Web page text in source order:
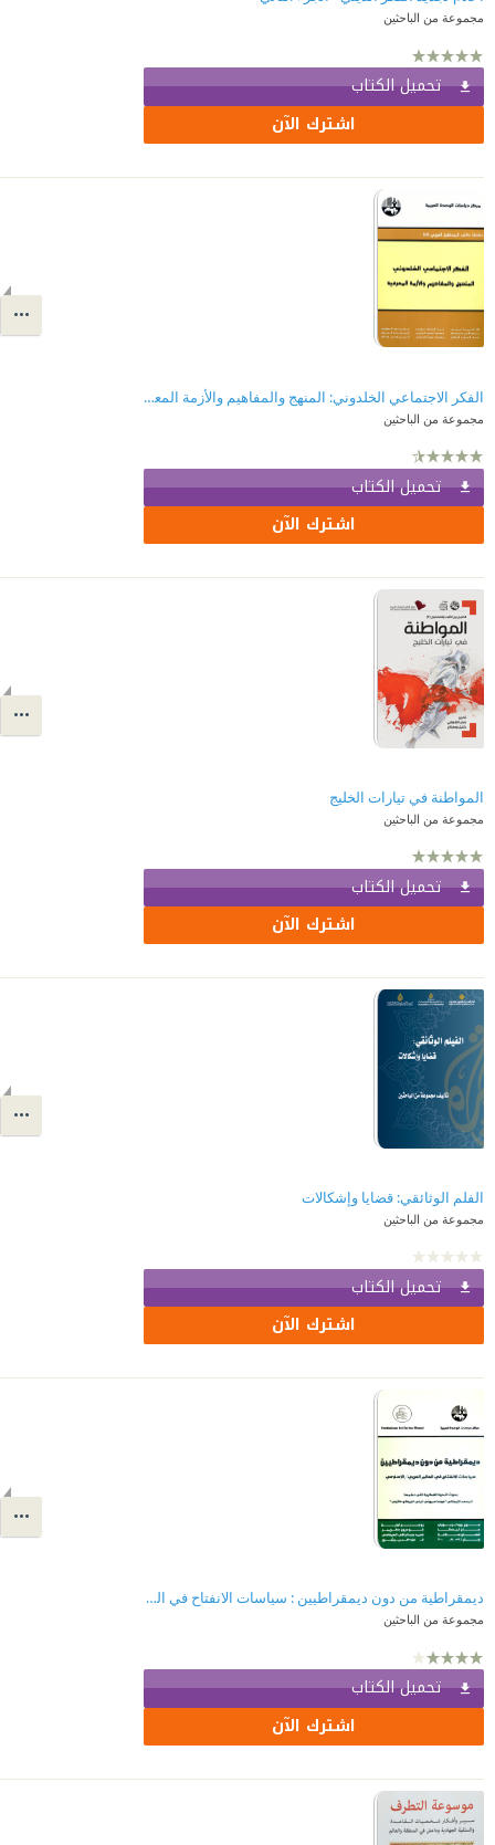
مجموعة من الباحثين
تحميل الكتاب
اشترك الآن
الفكر الاجتماعي الخلدوني: المنهج والمفاهيم والأزمة المعرفية ( سلسلة كتب المستقبل العربي )
مجموعة من الباحثين
تحميل الكتاب
اشترك الآن
المواطنة في تيارات الخليج
مجموعة من الباحثين
تحميل الكتاب
اشترك الآن
الفلم الوثائقي: قضايا وإشكالات
مجموعة من الباحثين
تحميل الكتاب
اشترك الآن
ديمقراطية من دون ديمقراطيين : سياسات الانفتاح في العالم العربي/الإسلامي
مجموعة من الباحثين
تحميل الكتاب
اشترك الآن